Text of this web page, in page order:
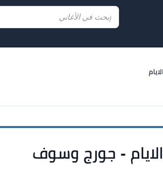
الايام - جورج وسوف